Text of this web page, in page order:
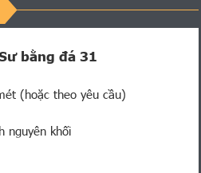
bằng đá 31
(hoặc theo yêu cầu)
nguyên khối